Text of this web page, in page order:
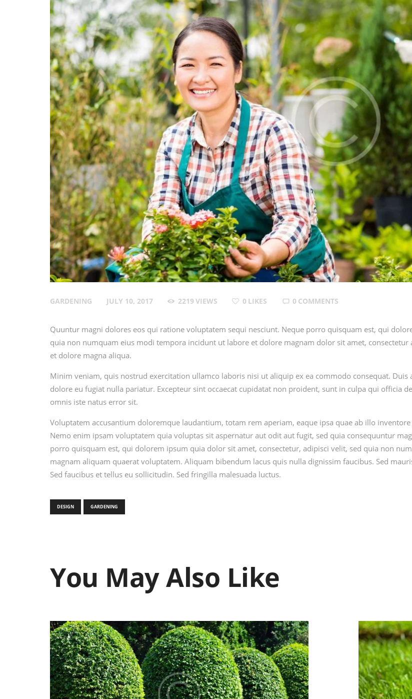
GARDENING JULY 10, 2017 2219 VIEWS 0 LIKES 0 COMMENTS
Quuntur magni dolores eos qui ratione voluptatem sequi nesciunt. Neque porro quisquam est, qui
quia non numquam eius modi tempora incidunt ut labore et dolore magnam dolor sit amet,
et dolore magna aliqua.
Minim veniam, quis nostrud exercitation ullamco laboris nisi ut aliquip ex ea commodo consequat.
dolore eu fugiat nulla pariatur. Excepteur sint occaecat cupidatat non proident, sunt in culpa qui officia
omnis iste natus error sit.
Voluptatem accusantium doloremque laudantium, totam rem aperiam, eaque ipsa quae ab illo
Nemo enim ipsam voluptatem quia voluptas sit aspernatur aut odit aut fugit, sed quia consequuntur
porro quisquam est, qui dolorem ipsum quia dolor sit amet, consectetur, adipisci velit, sed quia non
magnam aliquam quaerat voluptatem. Aliquam bibendum lacus quis nulla dignissim faucibus. Sed
Sed faucibus et tellus eu sollicitudin. Sed fringilla malesuada luctus.
DESIGN GARDENING
You May Also Like